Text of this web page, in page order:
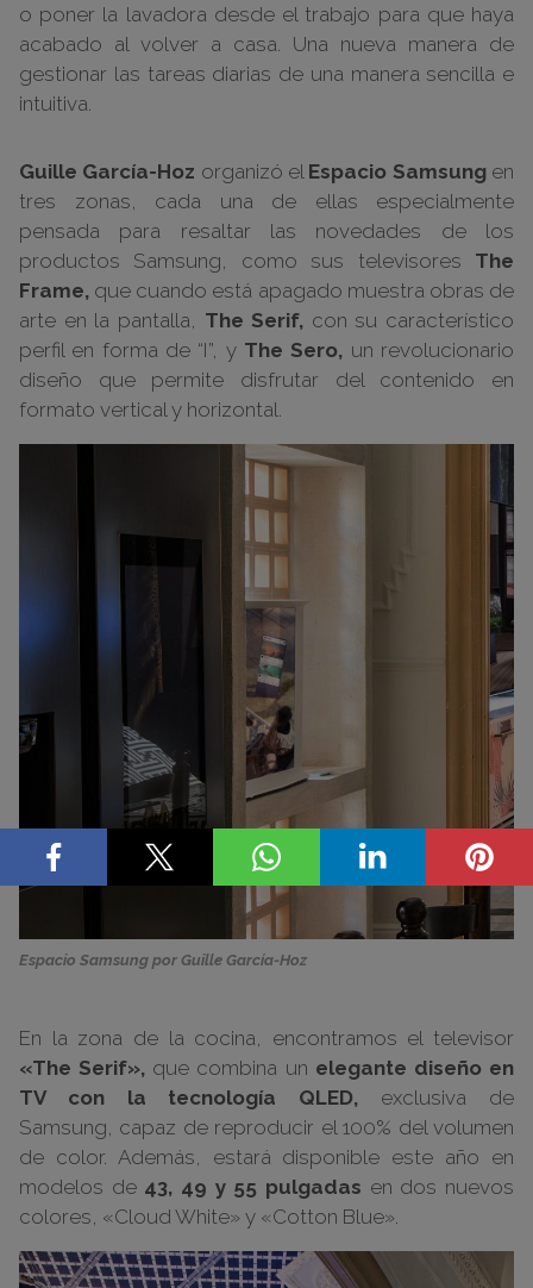
o poner la lavadora desde el trabajo para que haya
acabado al volver a casa. Una nueva manera de
gestionar las tareas diarias de una manera sencilla e
intuitiva.
Guille García-Hoz organizó el Espacio Samsungen
tres zonas, cada una de ellas especialmente
pensada para resaltar las novedades de los
productos Samsung, como sus televisores The
Frame, que cuando está apagado muestra obras de
arte en la pantalla, The Serif, con su característico
perfil en forma de “I”, y The Sero, un revolucionario
diseño que permite disfrutar del contenido en
formato vertical y horizontal.
Espacio Samsung por Guille García-Hoz
En la zona de la cocina, encontramos el televisor
«The Serif», que combina un elegante diseño en
TV con la tecnología QLED, exclusiva de
Samsung, capaz de reproducir el 100% del volumen
de color. Además, estará disponible este año en
modelos de 43, 49 y 55 pulgadas en dos nuevos
colores, «Cloud White» y «Cotton Blue».